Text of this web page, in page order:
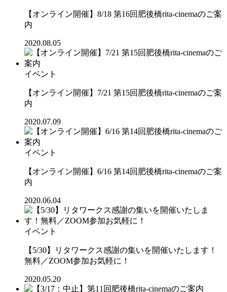
【オンライン開催】8/18 第16回肥後橋rita-cinemaのご案
内
2020.08.05
イベント
【オンライン開催】7/21 第15回肥後橋rita-cinemaのご案
内
2020.07.09
イベント
【オンライン開催】6/16 第14回肥後橋rita-cinemaのご案
内
2020.06.04
イベント
【5/30】リタワークス感謝の集いを開催いたします！
無料／ZOOM参加お気軽に！
2020.05.20